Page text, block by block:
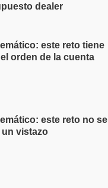
dealer
este reto tiene
orden de la cuenta
este reto no se
un vistazo